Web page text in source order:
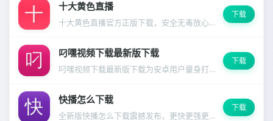
十大黄色直播
十大黄色直播官方正版下载，安全无毒放心使用
下载
叼嘿视频下载最新版下载
叼嘿视频下载最新版下载为安卓用户量身打造，兼容99%主流设备
下载
快播怎么下载
全新版快播怎么下载震撼发布，更快更强更好用的使用体验
下载